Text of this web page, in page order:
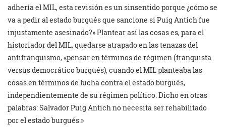
adhería el MIL, esta revisión es un sinsentido porque ¿cómo se
va a pedir al estado burgués que sancione si Puig Antich fue
injustamente asesinado?» Plantear así las cosas es, para el
historiador del MIL, quedarse atrapado en las tenazas del
antifranquismo, «pensar en términos de régimen (franquista
versus democrático burgués), cuando el MIL planteaba las
cosas en términos de lucha contra el estado burgués,
independientemente de su régimen político. Dicho en otras
palabras: Salvador Puig Antich no necesita ser rehabilitado
por el estado burgués.»